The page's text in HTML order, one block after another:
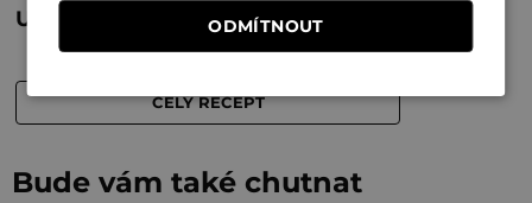
Bude vám také chutnat
ODMÍTNOUT